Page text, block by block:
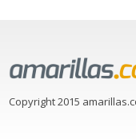
Copyright 2015